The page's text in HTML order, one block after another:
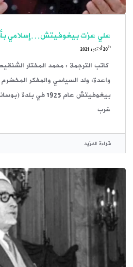
علي عزت بيغوفيتش…إسلامي
20th أكتوبر 2021
كاتب الترجمة : محمد المختار
واعدة: ولد السياسي والمفكر
بيغوفيتش عام 1925 في
غرب
قراءة المزيد